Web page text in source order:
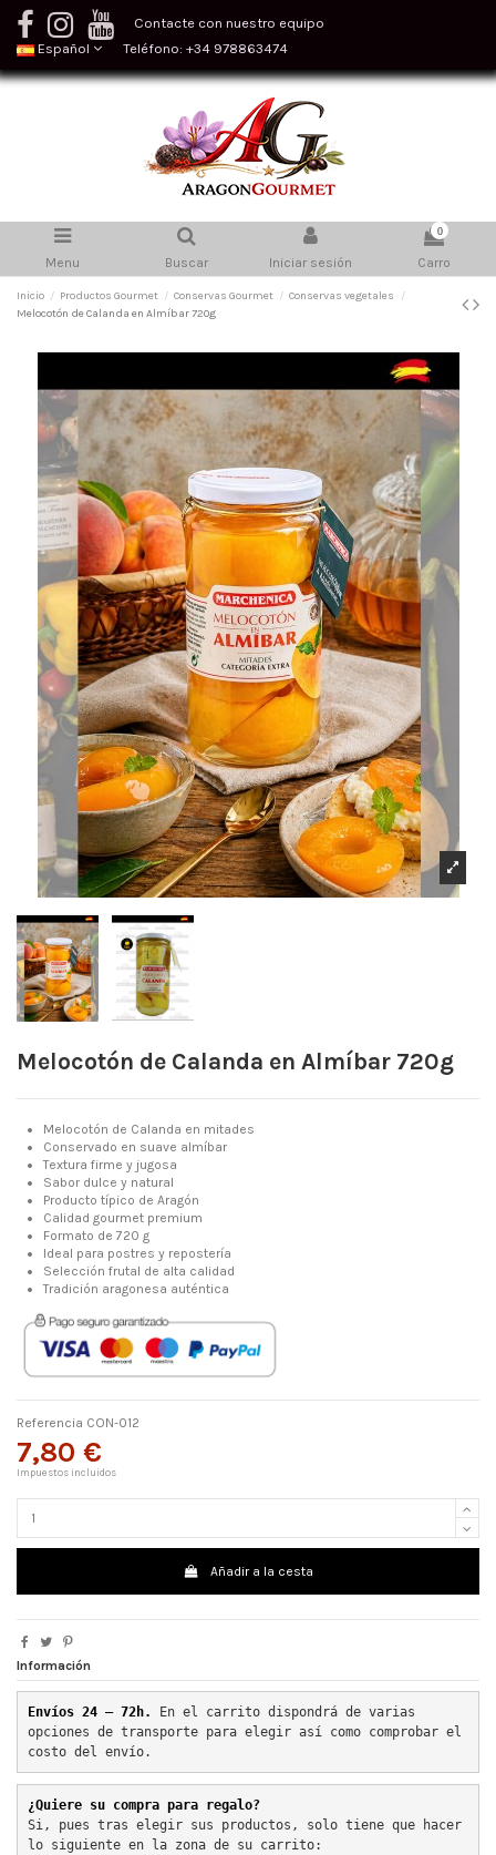
Contacte con nuestro equipo
Español
Teléfono: +34 978863474
Menu Buscar Iniciar sesión
0
Carro
Inicio Productos Gourmet Conservas Gourmet
Conservas vegetales
Melocotón de Calanda en Almíbar 720g
Melocotón de Calanda en Almíbar 720g
Melocotón de Calanda en mitades
Conservado en suave almíbar
Textura firme y jugosa
Sabor dulce y natural
Producto típico de Aragón
Calidad gourmet premium
Formato de 720 g
Ideal para postres y repostería
Selección frutal de alta calidad
Tradición aragonesa auténtica
Referencia CON-012
7,80 €
Impuestos incluidos
Añadir a la cesta
Información
Envíos 24 – 72h.
En el carrito dispondrá de varias
opciones de transporte para elegir así como comprobar el
costo del envío.
¿Quiere su compra para regalo?
Si, pues tras elegir sus productos, solo tiene que hacer
lo siguiente en la zona de su carrito: